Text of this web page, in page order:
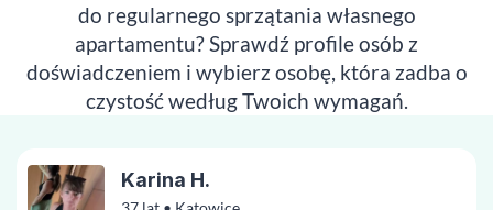
do regularnego sprzątania własnego
apartamentu? Sprawdź profile osób z
doświadczeniem i wybierz osobę, która zadba o
czystość według Twoich wymagań.
Karina H.